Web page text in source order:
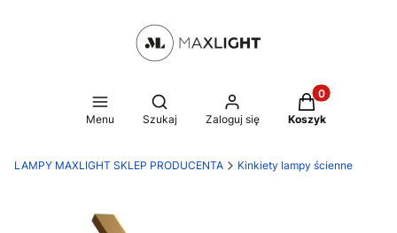
Menu
Otwórz wyszukiwarkę
Szukaj Zaloguj się
Produkty w
Koszyk
LAMPY MAXLIGHT SKLEP PRODUCENTA Kinkiety lampy ścienne